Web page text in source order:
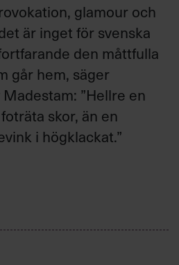
glamour och
är inget för svenska
den måttfulla
går hem, säger
”Hellre en
skor, än en
i högklackat.”